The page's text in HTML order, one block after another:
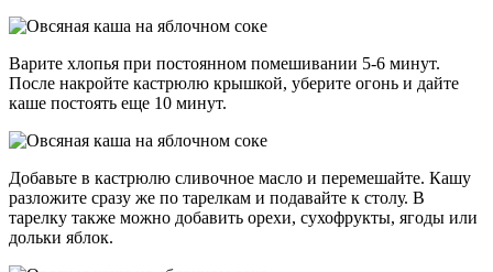
Варите хлопья при постоянном помешивании 5-6 минут.
После накройте кастрюлю крышкой, уберите огонь и дайте
каше постоять еще 10 минут.
Добавьте в кастрюлю сливочное масло и перемешайте. Кашу
разложите сразу же по тарелкам и подавайте к столу. В
тарелку также можно добавить орехи, сухофрукты, ягоды или
дольки яблок.